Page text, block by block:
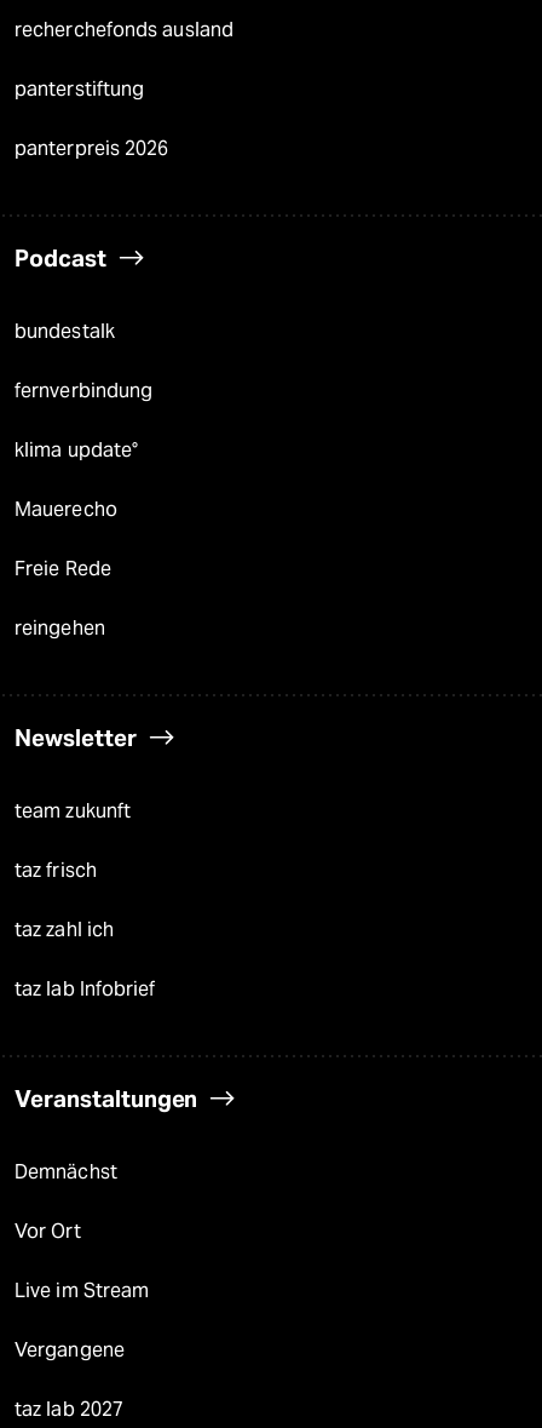
recherchefonds ausland
panterstiftung
panterpreis 2026
Podcast
bundestalk
fernverbindung
klima update°
Mauerecho
Freie Rede
reingehen
Newsletter
team zukunft
taz frisch
taz zahl ich
taz lab Infobrief
Veranstaltungen
Demnächst
Vor Ort
Live im Stream
Vergangene
taz lab 2027